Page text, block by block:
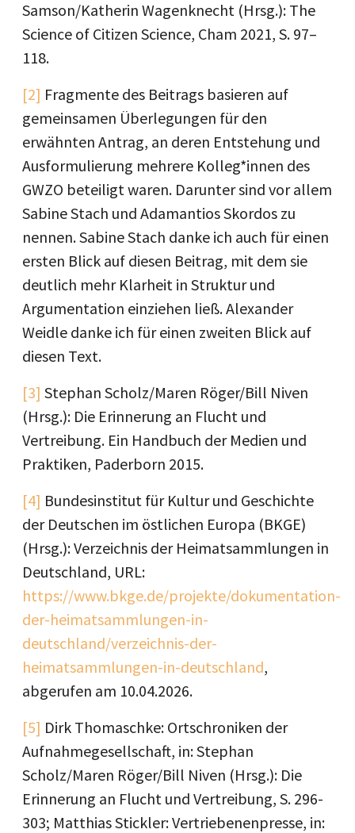
Samson/Katherin Wagenknecht (Hrsg.): The
Science of Citizen Science, Cham 2021, S. 97–
118.
[2] Fragmente des Beitrags basieren auf
gemeinsamen Überlegungen für den
erwähnten Antrag, an deren Entstehung und
Ausformulierung mehrere Kolleg*innen des
GWZO beteiligt waren. Darunter sind vor allem
Sabine Stach und Adamantios Skordos zu
nennen. Sabine Stach danke ich auch für einen
ersten Blick auf diesen Beitrag, mit dem sie
deutlich mehr Klarheit in Struktur und
Argumentation einziehen ließ. Alexander
Weidle danke ich für einen zweiten Blick auf
diesen Text.
[3] Stephan Scholz/Maren Röger/Bill Niven
(Hrsg.): Die Erinnerung an Flucht und
Vertreibung. Ein Handbuch der Medien und
Praktiken, Paderborn 2015.
[4] Bundesinstitut für Kultur und Geschichte
der Deutschen im östlichen Europa (BKGE)
(Hrsg.): Verzeichnis der Heimatsammlungen in
Deutschland, URL:
https://www.bkge.de/projekte/dokumentation-
der-heimatsammlungen-in-
deutschland/verzeichnis-der-
heimatsammlungen-in-deutschland,
abgerufen am 10.04.2026.
[5] Dirk Thomaschke: Ortschroniken der
Aufnahmegesellschaft, in: Stephan
Scholz/Maren Röger/Bill Niven (Hrsg.): Die
Erinnerung an Flucht und Vertreibung, S. 296-
303; Matthias Stickler: Vertriebenenpresse, in: